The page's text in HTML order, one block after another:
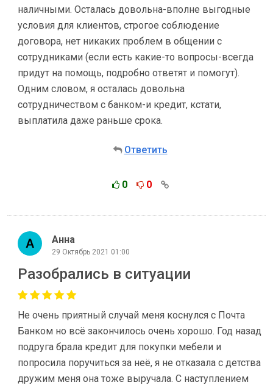
наличными. Осталась довольна-вполне выгодные
условия для клиентов, строгое соблюдение
договора, нет никаких проблем в общении с
сотрудниками (если есть какие-то вопросы-всегда
придут на помощь, подробно ответят и помогут).
Одним словом, я осталась довольна
сотрудничеством с банком-и кредит, кстати,
выплатила даже раньше срока.
Ответить
0 0
Анна
29 Октябрь 2021 01:00
Разобрались в ситуации
Не очень приятный случай меня коснулся с Почта
Банком но всё закончилось очень хорошо. Год назад
подруга брала кредит для покупки мебели и
попросила поручиться за неё, я не отказала с детства
дружим меня она тоже выручала. С наступлением